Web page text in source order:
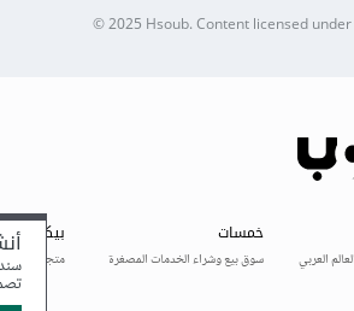
© 2025 Hsoub.Content licensed under